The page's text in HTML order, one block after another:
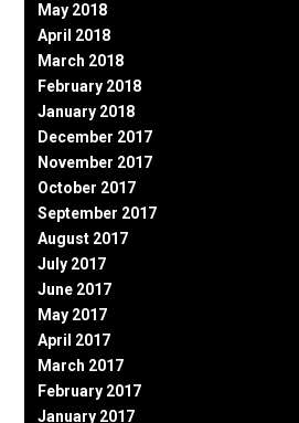
May 2018
April 2018
March 2018
February 2018
January 2018
December 2017
November 2017
October 2017
September 2017
August 2017
July 2017
June 2017
May 2017
April 2017
March 2017
February 2017
January 2017